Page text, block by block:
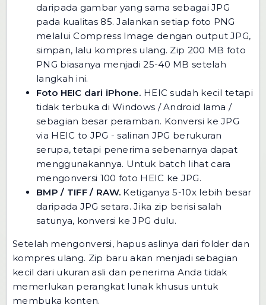
daripada gambar yang sama sebagai JPG
pada kualitas 85. Jalankan setiap foto PNG
melaluiCompress Image dengan output JPG,
simpan, lalu kompres ulang. Zip 200 MB foto
PNG biasanya menjadi 25-40 MB setelah
langkah ini.
Foto HEIC dari iPhone. HEIC sudah kecil tetapi
tidak terbuka di Windows / Android lama /
sebagian besar peramban. Konversi ke JPG
via HEIC to JPG - salinan JPG berukuran
serupa, tetapi penerima sebenarnya dapat
menggunakannya. Untuk batch lihat cara
mengonversi 100 foto HEIC ke JPG.
BMP / TIFF / RAW. Ketiganya 5-10x lebih besar
daripada JPG setara. Jika zip berisi salah
satunya, konversi ke JPG dulu.
Setelah mengonversi, hapus aslinya dari folder dan
kompres ulang. Zip baru akan menjadi sebagian
kecil dari ukuran asli dan penerima Anda tidak
memerlukan perangkat lunak khusus untuk
membuka konten.